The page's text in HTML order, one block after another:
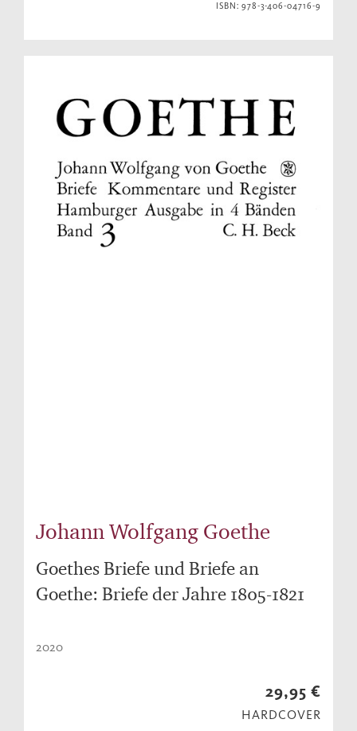
ISBN: 978-3-406-04716-9
Johann Wolfgang Goethe
Goethes Briefe und Briefe an
Goethe: Briefe der Jahre 1805-1821
2020
29,95 €
HARDCOVER